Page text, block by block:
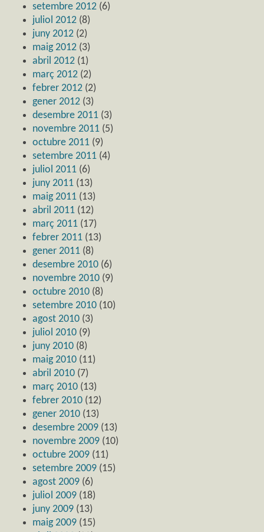
setembre 2012 (6)
juliol 2012 (8)
juny 2012 (2)
maig 2012 (3)
abril 2012 (1)
març 2012 (2)
febrer 2012 (2)
gener 2012 (3)
desembre 2011 (3)
novembre 2011 (5)
octubre 2011 (9)
setembre 2011 (4)
juliol 2011 (6)
juny 2011 (13)
maig 2011 (13)
abril 2011 (12)
març 2011 (17)
febrer 2011 (13)
gener 2011 (8)
desembre 2010 (6)
novembre 2010 (9)
octubre 2010 (8)
setembre 2010 (10)
agost 2010 (3)
juliol 2010 (9)
juny 2010 (8)
maig 2010 (11)
abril 2010 (7)
març 2010 (13)
febrer 2010 (12)
gener 2010 (13)
desembre 2009 (13)
novembre 2009 (10)
octubre 2009 (11)
setembre 2009 (15)
agost 2009 (6)
juliol 2009 (18)
juny 2009 (13)
maig 2009 (15)